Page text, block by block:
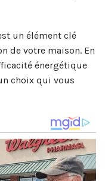
un élément clé
de votre maison. En
énergétique
choix qui vous